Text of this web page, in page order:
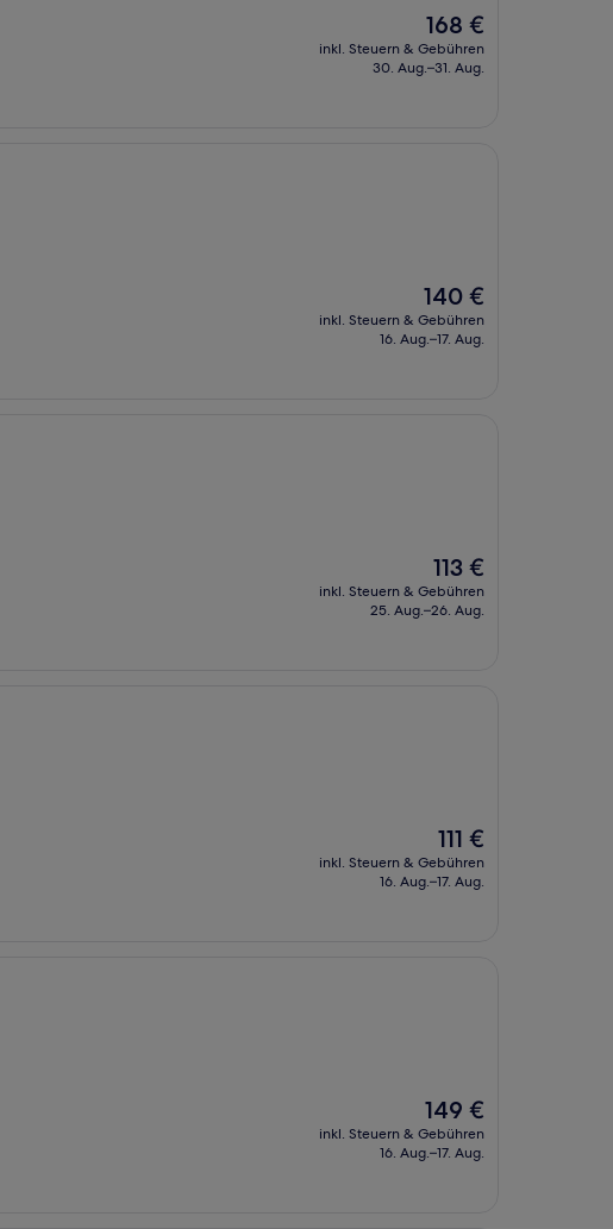
Der
Preis
beträgt
168 €
inkl. Steuern & Gebühren
30. Aug.–31. Aug.
Der
Preis
beträgt
140 €
inkl. Steuern & Gebühren
16. Aug.–17. Aug.
Der
Preis
beträgt
113 €
inkl. Steuern & Gebühren
25. Aug.–26. Aug.
Der
Preis
beträgt
111 €
inkl. Steuern & Gebühren
16. Aug.–17. Aug.
Der
Preis
beträgt
149 €
inkl. Steuern & Gebühren
16. Aug.–17. Aug.